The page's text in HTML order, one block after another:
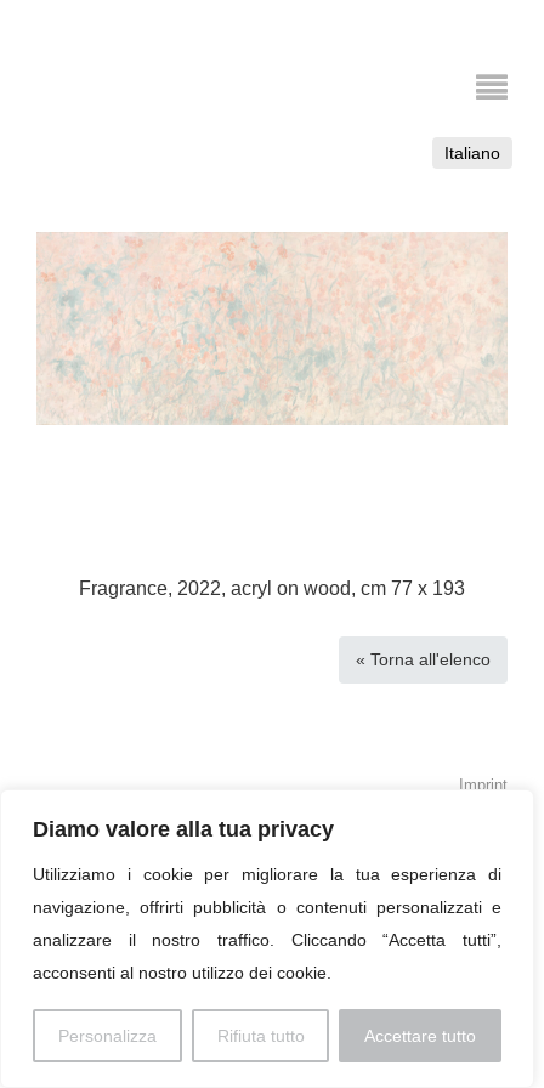
Diamo valore alla tua privacy
Utilizziamo i cookie per migliorare la tua esperienza di
navigazione, offrirti pubblicità o contenuti personalizzati e
analizzare il nostro traffico. Cliccando “Accetta tutti”,
acconsenti al nostro utilizzo dei cookie.
Personalizza Rifiuta tutto Accettare tutto
Italiano
Fragrance, 2022, acryl on wood, cm 77 x 193
« Torna all'elenco
Imprint
© 2026 Paolo Profaizer